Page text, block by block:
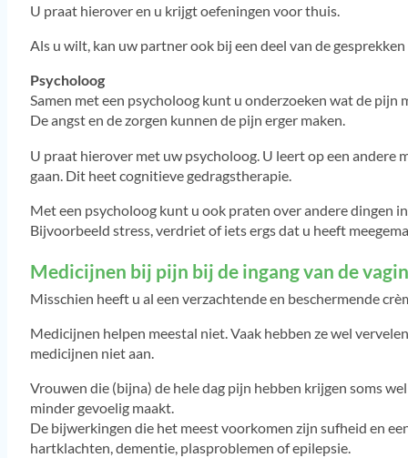
U praat hierover en u krijgt oefeningen voor thuis.
Als u wilt, kan uw partner ook bij een deel van de gesprekken
Psycholoog
Samen met een psycholoog kunt u onderzoeken wat de pijn
De angst en de zorgen kunnen de pijn erger maken.
U praat hierover met uw psycholoog. U leert op een andere
gaan. Dit heet cognitieve gedragstherapie.
Met een psycholoog kunt u ook praten over andere dingen
Bijvoorbeeld stress, verdriet of iets ergs dat u heeft
Medicijnen bij pijn bij de ingang van de
Misschien heeft u al een verzachtende en beschermende
Medicijnen helpen meestal niet. Vaak hebben ze wel
medicijnen niet aan.
Vrouwen die (bijna) de hele dag pijn hebben krijgen soms
minder gevoelig maakt.
De bijwerkingen die het meest voorkomen zijn sufheid en
hartklachten, dementie, plasproblemen of epilepsie.